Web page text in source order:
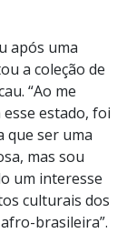
após uma
a coleção de
“Ao me
estado, foi
que ser uma
mas sou
um interesse
culturais dos
brasileira”.